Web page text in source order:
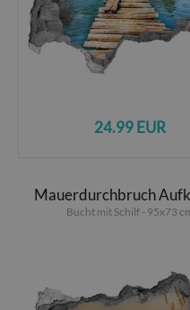
24.99 EUR
Mauerdurchbruch
Bucht mit Schilf - 95x73